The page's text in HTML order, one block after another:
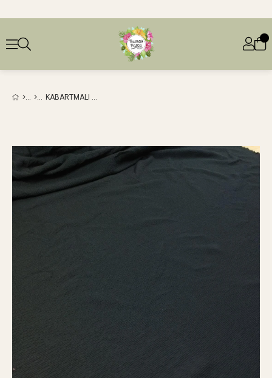
KABARTMALI JARSE SIYAH RENKTE (EN 110 CM X BOY 210 CM)